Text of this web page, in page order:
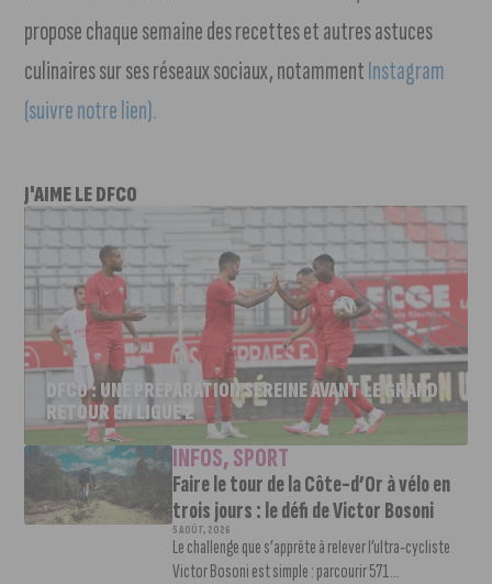
propose chaque semaine des recettes et autres astuces
culinaires sur ses réseaux sociaux, notammentInstagram
(suivre notre lien).
J'AIME LE DFCO
DFCO : UNE PRÉPARATION SEREINE AVANT LE GRAND
RETOUR EN LIGUE 2
INFOS,SPORT
Faire le tour de la Côte-d’Or à vélo en
trois jours : le défi de Victor Bosoni
5 AOÛT, 2026
Le challenge que s’apprête à relever l’ultra-cycliste
Victor Bosoni est simple : parcourir 571...